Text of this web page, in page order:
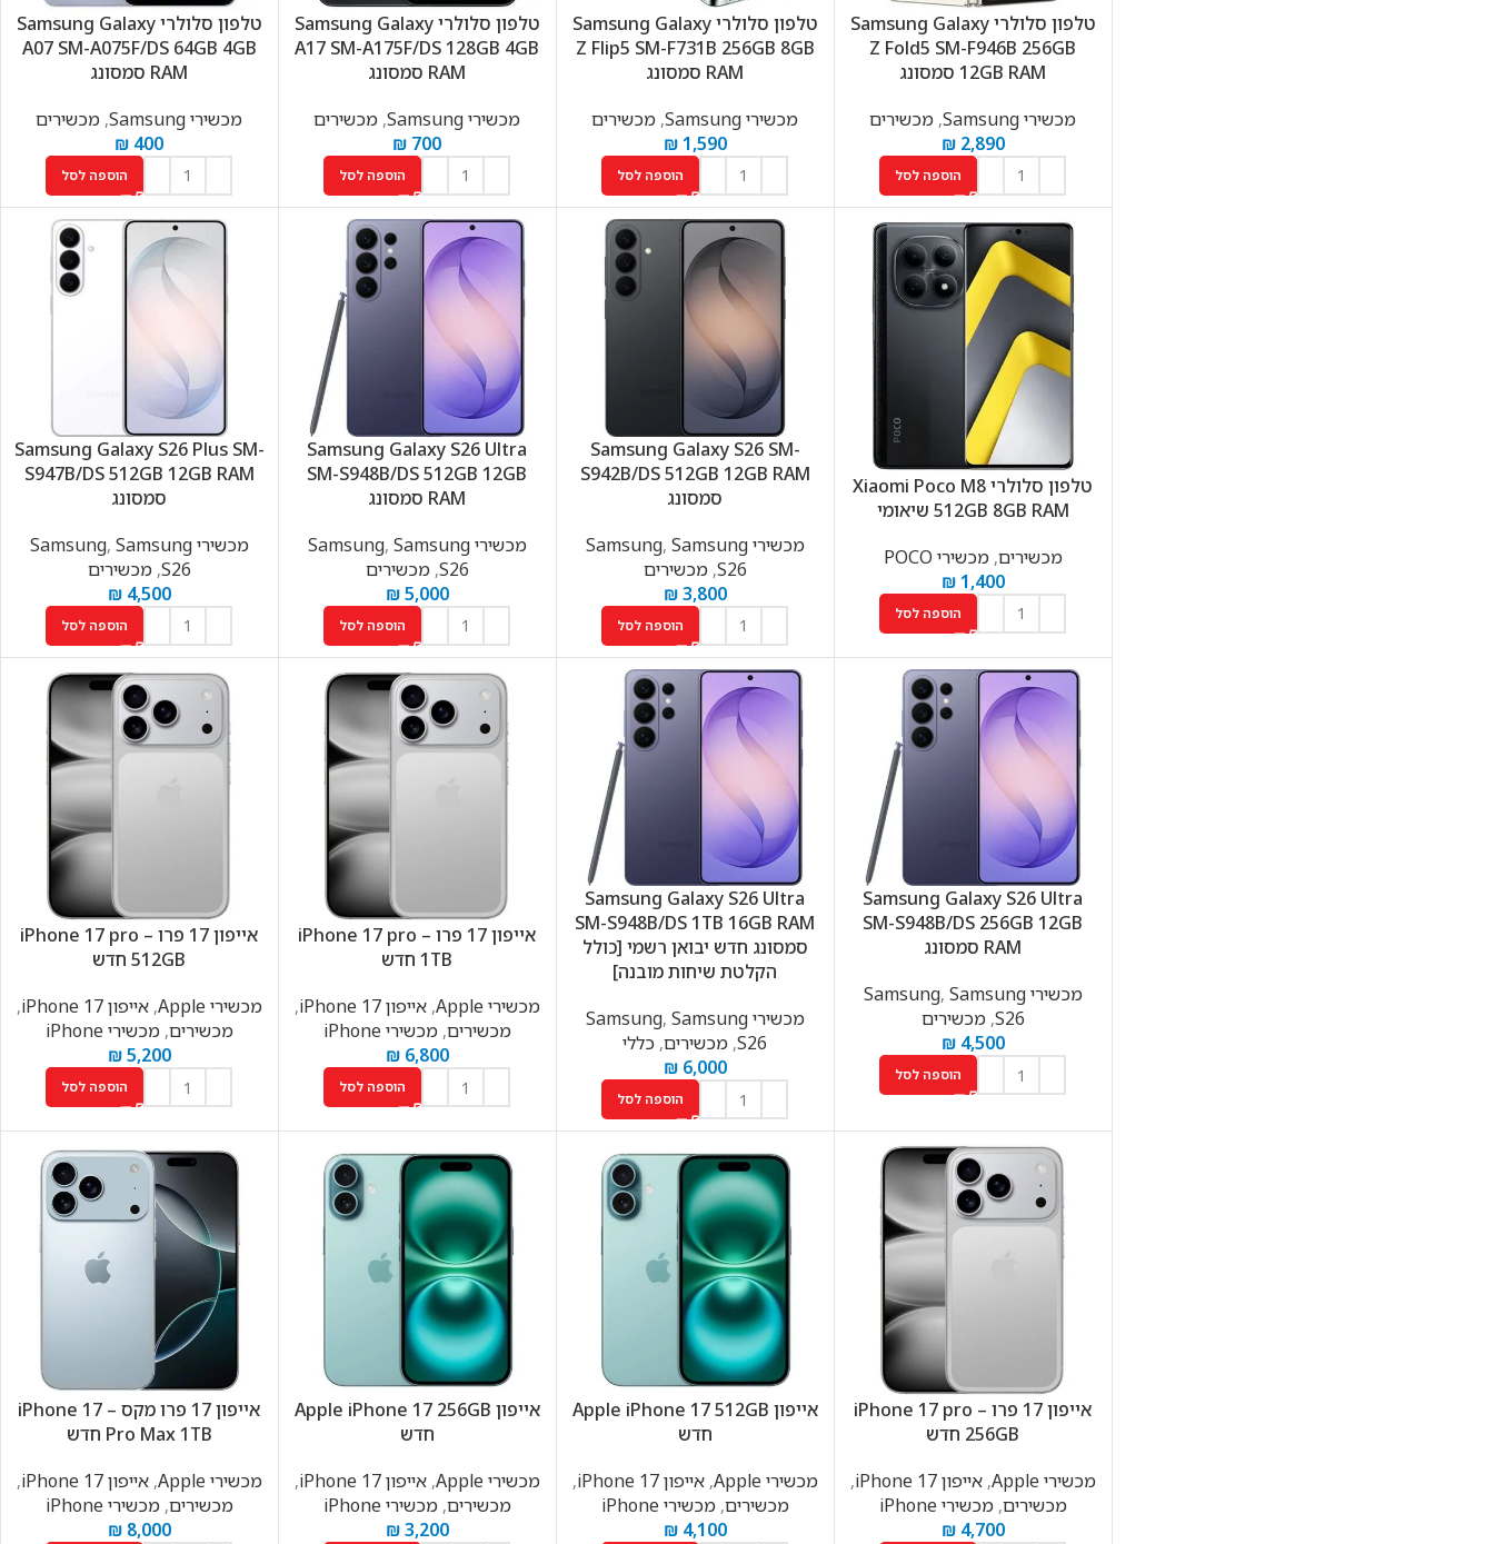
טלפון סלולרי Samsung Galaxy
Z Fold5 SM-F946B 256GB
12GB RAM סמסונג
מכשירי Samsung
, מכשירים
₪2,890
הוספה לסל
טלפון סלולרי Samsung Galaxy
Z Flip5 SM-F731B 256GB 8GB
RAM סמסונג
מכשירי Samsung
, מכשירים
₪1,590
הוספה לסל
טלפון סלולרי Samsung Galaxy
A17 SM-A175F/DS 128GB 4GB
RAM סמסונג
מכשירי Samsung
, מכשירים
₪ 700
הוספה לסל
טלפון סלולרי Samsung Galaxy
A07 SM-A075F/DS 64GB 4GB
RAM סמסונג
מכשירי Samsung
, מכשירים
₪ 400
הוספה לסל
טלפון סלולרי Xiaomi Poco M8
512GB 8GB RAM שיאומי
מכשירים,מכשירי POCO
₪1,400
הוספה לסל
Samsung Galaxy S26 SM-
S942B/DS 512GB 12GB RAM
סמסונג
מכשירי Samsung
, Samsung
S26
,מכשירים
₪3,800
הוספה לסל
Samsung Galaxy S26 Ultra
SM-S948B/DS 512GB 12GB
RAM סמסונג
מכשירי Samsung
, Samsung
S26
,מכשירים
₪5,000
הוספה לסל
Samsung Galaxy S26 Plus SM-
S947B/DS 512GB 12GB RAM
סמסונג
מכשירי Samsung
, Samsung
S26
,מכשירים
₪4,500
הוספה לסל
Samsung Galaxy S26 Ultra
SM-S948B/DS 256GB 12GB
RAM סמסונג
מכשירי Samsung
, Samsung
S26
,מכשירים
₪4,500
הוספה לסל
Samsung Galaxy S26 Ultra
SM-S948B/DS 1TB 16GB RAM
סמסונג חדש יבואן רשמי [כולל
הקלטת שיחות מובנה]
מכשירי Samsung
, Samsung
S26
, מכשירים, כללי
₪6,000
הוספה לסל
אייפון 17 פרו – iPhone 17 pro
1TB חדש
מכשירי Apple
,אייפון 17 iPhone
,
מכשירים,מכשירי iPhone
₪6,800
הוספה לסל
אייפון 17 פרו – iPhone 17 pro
512GB חדש
מכשירי Apple
,אייפון 17 iPhone
,
מכשירים,מכשירי iPhone
₪5,200
הוספה לסל
אייפון 17 פרו – iPhone 17 pro
256GB חדש
מכשירי Apple
,אייפון 17 iPhone
,
מכשירים,מכשירי iPhone
₪4,700
אייפון Apple iPhone 17 512GB
חדש
מכשירי Apple
,אייפון 17 iPhone
,
מכשירים,מכשירי iPhone
₪4,100
אייפון Apple iPhone 17 256GB
חדש
מכשירי Apple
,אייפון 17 iPhone
,
מכשירים,מכשירי iPhone
₪3,200
אייפון 17 פרו מקס – iPhone 17
Pro Max 1TB חדש
מכשירי Apple
,אייפון 17 iPhone
,
מכשירים,מכשירי iPhone
₪8,000